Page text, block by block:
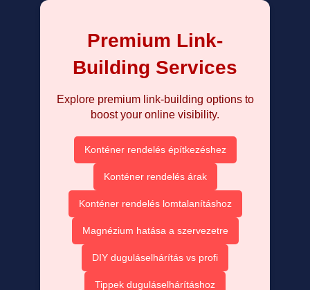
Premium Link-
Building Services
Explore premium link-building options to
boost your online visibility.
Konténer rendelés építkezéshez
Konténer rendelés árak
Konténer rendelés lomtalanításhoz
Magnézium hatása a szervezetre
DIY duguláselhárítás vs profi
Tippek duguláselhárításhoz